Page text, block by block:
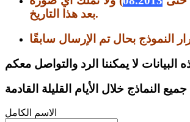
بعد هذا التاريخ.
الاسم الكامل